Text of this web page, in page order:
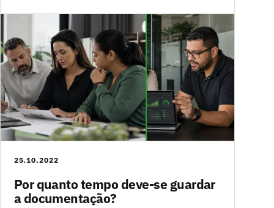
25.10.2022
Por quanto tempo deve-se guardar
a documentação?